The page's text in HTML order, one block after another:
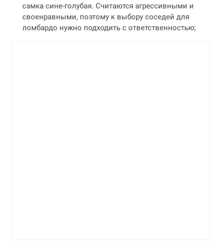
самка сине-голубая. Считаются агрессивными и
своенравными, поэтому к выбору соседей для
ломбардо нужно подходить с ответственностью;